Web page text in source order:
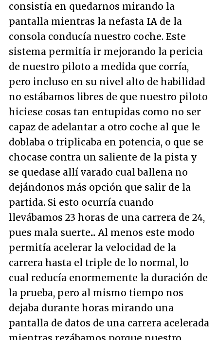
consistía en quedarnos mirando la
pantalla mientras la nefasta IA de la
consola conducía nuestro coche. Este
sistema permitía ir mejorando la pericia
de nuestro piloto a medida que corría,
pero incluso en su nivel alto de habilidad
no estábamos libres de que nuestro piloto
hiciese cosas tan entupidas como no ser
capaz de adelantar a otro coche al que le
doblaba o triplicaba en potencia, o que se
chocase contra un saliente de la pista y
se quedase allí varado cual ballena no
dejándonos más opción que salir de la
partida. Si esto ocurría cuando
llevábamos 23 horas de una carrera de 24,
pues mala suerte... Al menos este modo
permitía acelerar la velocidad de la
carrera hasta el triple de lo normal, lo
cual reducía enormemente la duración de
la prueba, pero al mismo tiempo nos
dejaba durante horas mirando una
pantalla de datos de una carrera acelerada